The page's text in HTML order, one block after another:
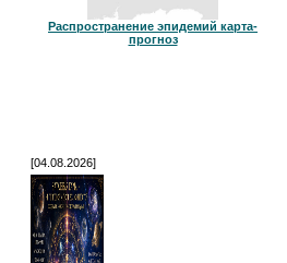
Распространение эпидемий карта-
прогноз
[04.08.2026]